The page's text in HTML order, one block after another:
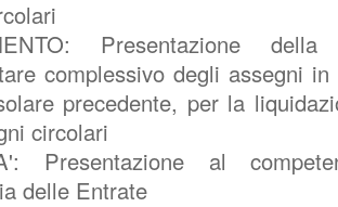
Presentazione
complessivo degli assegni
precedente, per la
circolari
Presentazione al
delle Entrate